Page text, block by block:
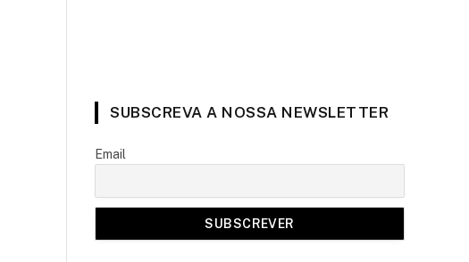
SUBSCREVA A NOSSA NEWSLETTER
Email